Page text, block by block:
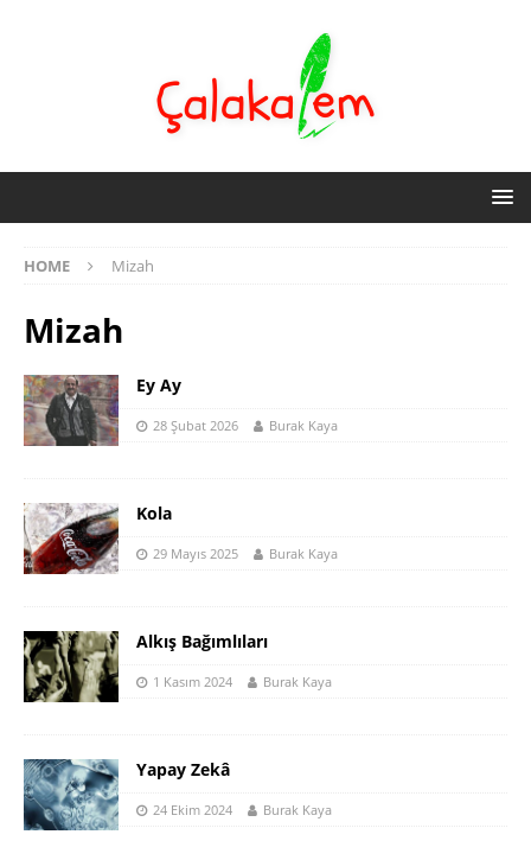
HOME Mizah
Mizah
Ey Ay
28 Şubat 2026 Burak Kaya
Kola
29 Mayıs 2025 Burak Kaya
Alkış Bağımlıları
1 Kasım 2024 Burak Kaya
Yapay Zekâ
24 Ekim 2024 Burak Kaya